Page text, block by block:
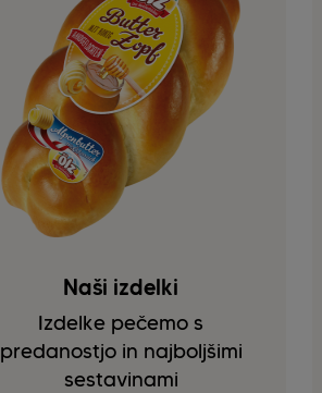
Naši izdelki
Izdelke pečemo s
predanostjo in najboljšimi
sestavinami